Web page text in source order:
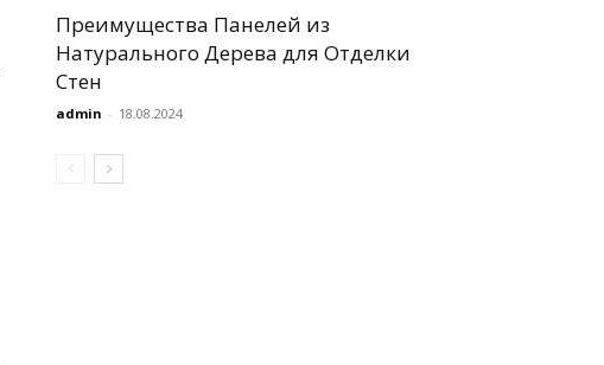
Преимущества Панелей из
Натурального Дерева для Отделки
Стен
admin - 18.08.2024